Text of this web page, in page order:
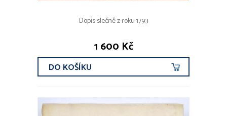
Dopis slečně z roku 1793
1 600 Kč
DO KOŠÍKU